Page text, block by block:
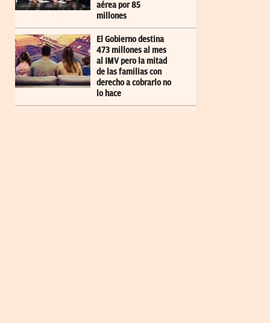
aérea por 85
millones
El Gobierno destina
473 millones al mes
al IMV pero la mitad
de las familias con
derecho a cobrarlo no
lo hace